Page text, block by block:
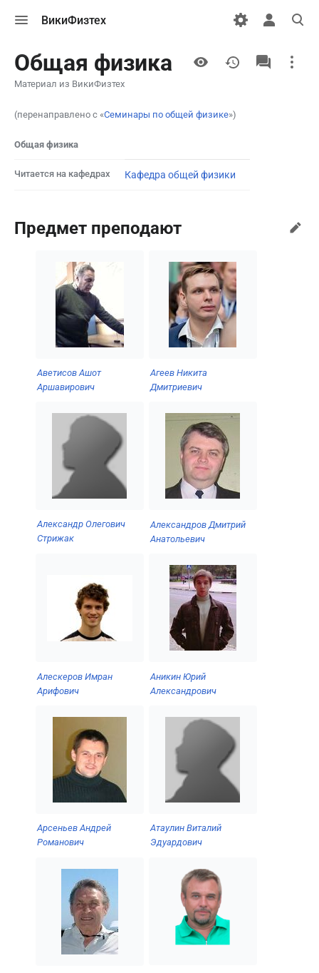
меню
ВикиФизтех
Открыть
поиск
Общая физика
Материал из ВикиФизтех
More
actions
(перенаправлено с «Семинары по общей физике»)
Общая физика
Читается на кафедрах Кафедра общей физики
Предмет преподают
Аветисов Ашот
Аршавирович
Агеев Никита
Дмитриевич
Александр Олегович
Стрижак
Александров Дмитрий
Анатольевич
Алескеров Имран
Арифович
Аникин Юрий
Александрович
Арсеньев Андрей
Романович
Атаулин Виталий
Эдуардович